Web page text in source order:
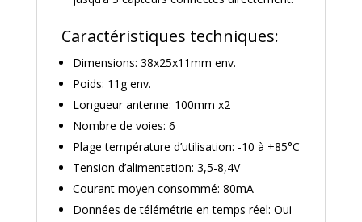
Caractéristiques techniques:
Dimensions: 38x25x11mm env.
Poids: 11g env.
Longueur antenne: 100mm x2
Nombre de voies: 6
Plage température d’utilisation: -10 à +85°C
Tension d’alimentation: 3,5-8,4V
Courant moyen consommé: 80mA
Données de télémétrie en temps réel: Oui